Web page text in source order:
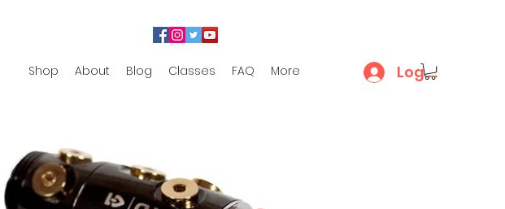
Shop About Blog Classes FAQ More Log In